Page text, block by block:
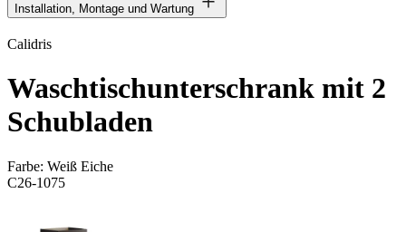
Installation, Montage und Wartung
Calidris
Waschtischunterschrank mit 2
Schubladen
Farbe: Weiß Eiche
C26-1075